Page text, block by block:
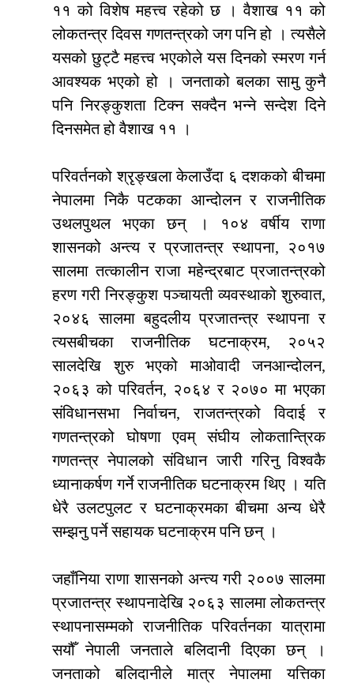
११ को विशेष महत्त्व रहेको छ । वैशाख ११ को
लोकतन्त्र दिवस गणतन्त्रको जग पनि हो । त्यसैले
यसको छुट्टै महत्त्व भएकोले यस दिनको स्मरण गर्न
आवश्यक भएको हो । जनताको बलका सामु कुनै
पनि निरङ्कुशता टिक्न सक्दैन भन्ने सन्देश दिने
दिनसमेत हो वैशाख ११ ।
परिवर्तनको श्रृङ्खला केलाउँदा ६ दशकको बीचमा
नेपालमा निकै पटकका आन्दोलन र राजनीतिक
उथलपुथल भएका छन् । १०४ वर्षीय राणा
शासनको अन्त्य र प्रजातन्त्र स्थापना, २०१७
सालमा तत्कालीन राजा महेन्द्रबाट प्रजातन्त्रको
हरण गरी निरङ्कुश पञ्चायती व्यवस्थाको शुरुवात,
२०४६ सालमा बहुदलीय प्रजातन्त्र स्थापना र
त्यसबीचका राजनीतिक घटनाक्रम, २०५२
सालदेखि शुरु भएको माओवादी जनआन्दोलन,
२०६३ को परिवर्तन, २०६४ र २०७० मा भएका
संविधानसभा निर्वाचन, राजतन्त्रको विदाई र
गणतन्त्रको घोषणा एवम् संघीय लोकतान्त्रिक
गणतन्त्र नेपालको संविधान जारी गरिनु विश्वकै
ध्यानाकर्षण गर्ने राजनीतिक घटनाक्रम थिए । यति
धेरै उलटपुलट र घटनाक्रमका बीचमा अन्य धेरै
सम्झनु पर्ने सहायक घटनाक्रम पनि छन् ।
जहाँनिया राणा शासनको अन्त्य गरी २००७ सालमा
प्रजातन्त्र स्थापनादेखि २०६३ सालमा लोकतन्त्र
स्थापनासम्मको राजनीतिक परिवर्तनका यात्रामा
सयौँ नेपाली जनताले बलिदानी दिएका छन् ।
जनताको बलिदानीले मात्र नेपालमा यत्तिका